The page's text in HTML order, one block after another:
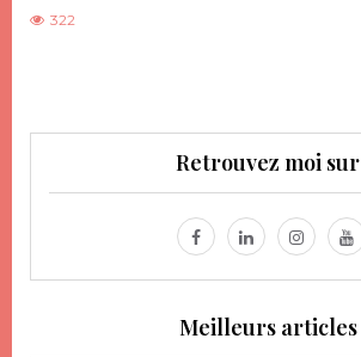
322
Retrouvez moi sur
Meilleurs articles